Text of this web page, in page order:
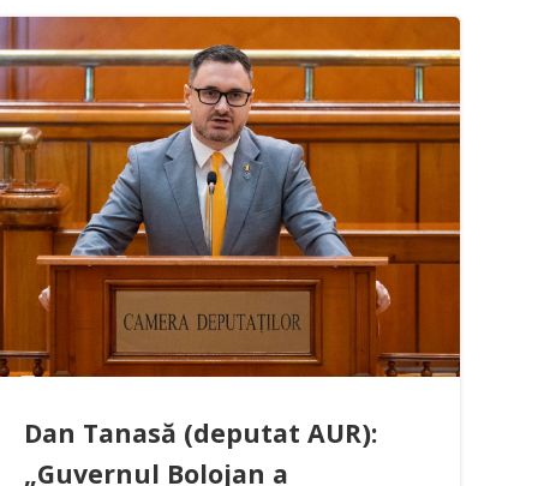
Dan Tanasă (deputat AUR):
„Guvernul Bolojan a